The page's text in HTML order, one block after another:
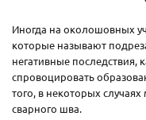
Иногда на околошовных
которые называют
негативные
спровоцировать
того, в некоторых
сварного шва.